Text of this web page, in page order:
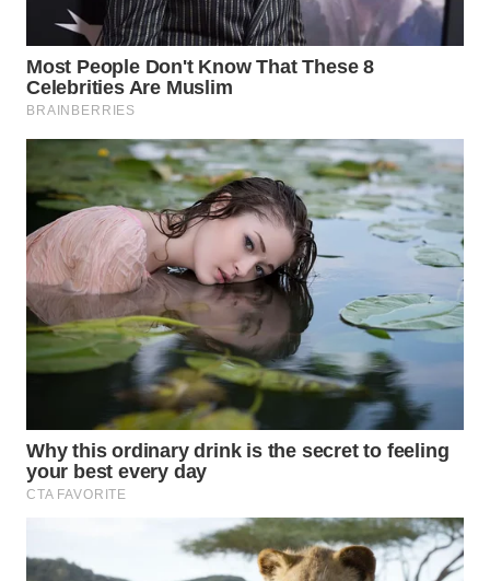
WN
SUBANG
WN
SUKABUMI
WN
PURWAKARTA
WN
PRIANGAN
TIMUR
WN
SOLO
BOROBUDUR